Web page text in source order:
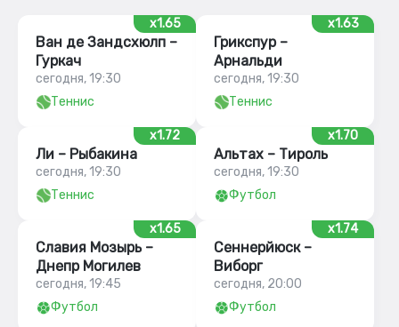
x1.65
Ван де Зандсхюлп –
Гуркач
сегодня, 19:30
Теннис
x1.63
Грикспур –
Арнальди
сегодня, 19:30
Теннис
x1.72
Ли – Рыбакина
сегодня, 19:30
Теннис
x1.70
Альтах – Тироль
сегодня, 19:30
Футбол
x1.65
Славия Мозырь –
Днепр Могилев
сегодня, 19:45
Футбол
x1.74
Сеннерйюск –
Виборг
сегодня, 20:00
Футбол